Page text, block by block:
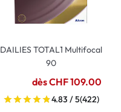
DAILIES TOTAL1 Multifocal
90
dès CHF 109.00
4.83 / 5(422)